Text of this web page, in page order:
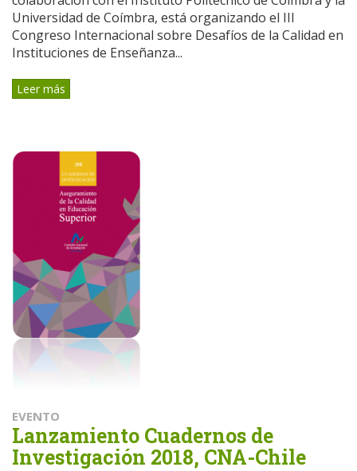
Universidad de Coímbra, está organizando el III
Congreso Internacional sobre Desafíos de la Calidad en
Instituciones de Enseñanza...
Leer más
EVENTO
Lanzamiento Cuadernos de
Investigación 2018, CNA-Chile